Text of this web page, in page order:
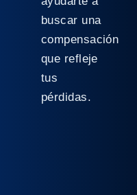
buscar una
compensación
que refleje
tus
pérdidas.